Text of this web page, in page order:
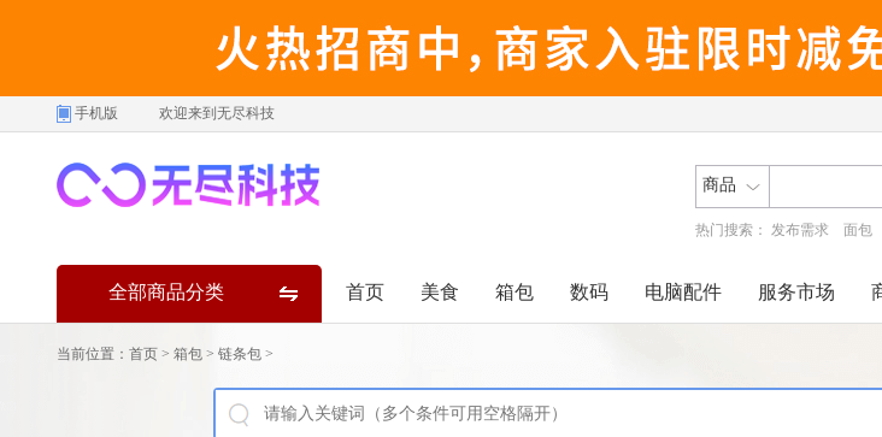
手机版 欢迎来到无尽科技
商品
热门搜索： 发布需求 面包
全部商品分类 首页 美食 箱包 数码 电脑配件 服务市场
当前位置： 首页 > 箱包 > 链条包 >